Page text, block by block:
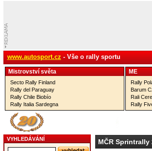
www.autosport.cz - Vše o rally sportu
Mistrovství­ světa
Secto Rally Finland
Rally del Paraguay
Rally Chile Biobío
Rally Italia Sardegna
ME
Rally
Barum
Rali
Rally
VYHLEDÁVÁNÍ MČR Sprintrally